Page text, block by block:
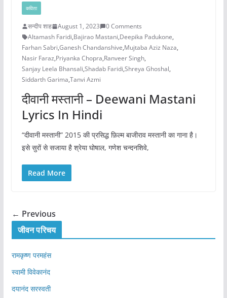
कविता
सन्दीप शाह August 1, 2023
0 Comments
Altamash Faridi,Bajirao Mastani,Deepika Padukone,
Farhan Sabri,Ganesh Chandanshive,Mujtaba Aziz Naza,
Nasir Faraz,Priyanka Chopra,Ranveer Singh,
Sanjay Leela Bhansali,Shadab Faridi,Shreya Ghoshal,
Siddarth Garima,Tanvi Azmi
दीवानी मस्तानी – Deewani Mastani
Lyrics In Hindi
“दीवानी मस्तानी” 2015 की प्रसिद्ध फ़िल्म बाजीराव मस्तानी का गाना है।
इसे सुरों से सजाया है श्रेया घोषाल, गणेश चन्दनशिवे,
Read More
← Previous
जीवन परिचय
रामकृष्ण परमहंस
स्वामी विवेकानंद
दयानंद सरस्वती